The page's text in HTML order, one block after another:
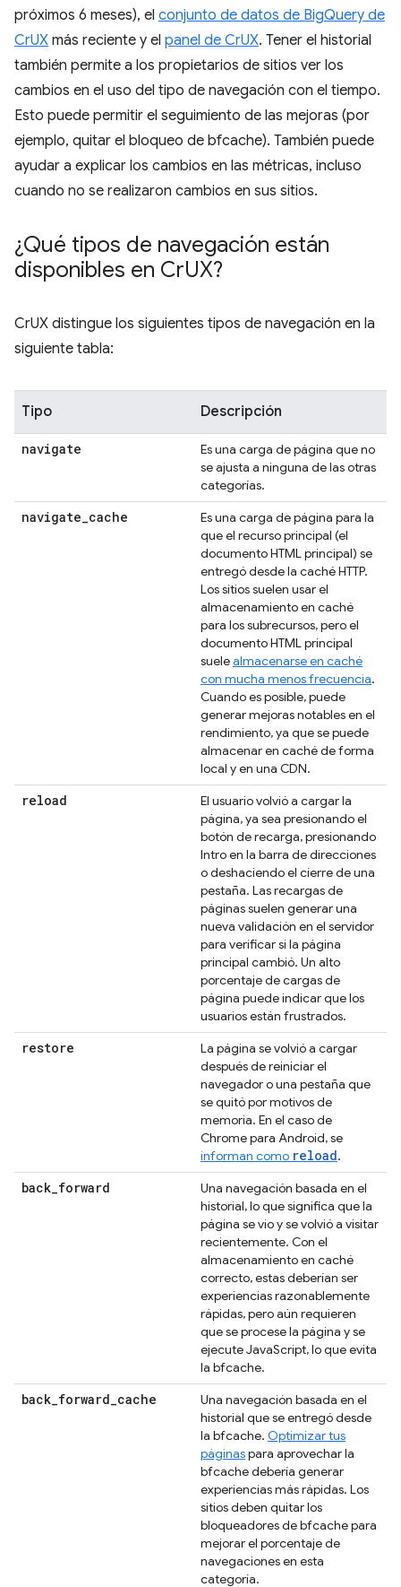
próximos 6 meses), el conjunto de datos de BigQuery de
CrUX más reciente y el panel de CrUX. Tener el historial
también permite a los propietarios de sitios ver los
cambios en el uso del tipo de navegación con el tiempo.
Esto puede permitir el seguimiento de las mejoras (por
ejemplo, quitar el bloqueo de bfcache). También puede
ayudar a explicar los cambios en las métricas, incluso
cuando no se realizaron cambios en sus sitios.
¿Qué tipos de navegación están
disponibles en CrUX?
CrUX distingue los siguientes tipos de navegación en la
siguiente tabla:
Tipo Descripción
navigate
Es una carga de página que no
se ajusta a ninguna de las otras
categorías.
navigate_cache
Es una carga de página para la
que el recurso principal (el
documento HTML principal) se
entregó desde la caché HTTP.
Los sitios suelen usar el
almacenamiento en caché
para los subrecursos, pero el
documento HTML principal
suelealmacenarse en caché
con mucha menos frecuencia.
Cuando es posible, puede
generar mejoras notables en el
rendimiento, ya que se puede
almacenar en caché de forma
local y en una CDN.
reload
El usuario volvió a cargar la
página, ya sea presionando el
botón de recarga, presionando
Intro en la barra de direcciones
o deshaciendo el cierre de una
pestaña. Las recargas de
páginas suelen generar una
nueva validación en el servidor
para verificar si la página
principal cambió. Un alto
porcentaje de cargas de
página puede indicar que los
usuarios están frustrados.
restore
La página se volvió a cargar
después de reiniciar el
navegador o una pestaña que
se quitó por motivos de
memoria. En el caso de
Chrome para Android, se
informan como reload.
back_forward
Una navegación basada en el
historial, lo que significa que la
página se vio y se volvió a visitar
recientemente. Con el
almacenamiento en caché
correcto, estas deberían ser
experiencias razonablemente
rápidas, pero aún requieren
que se procese la página y se
ejecute JavaScript, lo que evita
la bfcache.
back_forward_cache
Una navegación basada en el
historial que se entregó desde
la bfcache. Optimizar tus
páginaspara aprovechar la
bfcache debería generar
experiencias más rápidas. Los
sitios deben quitar los
bloqueadores de bfcache para
mejorar el porcentaje de
navegaciones en esta
categoría.